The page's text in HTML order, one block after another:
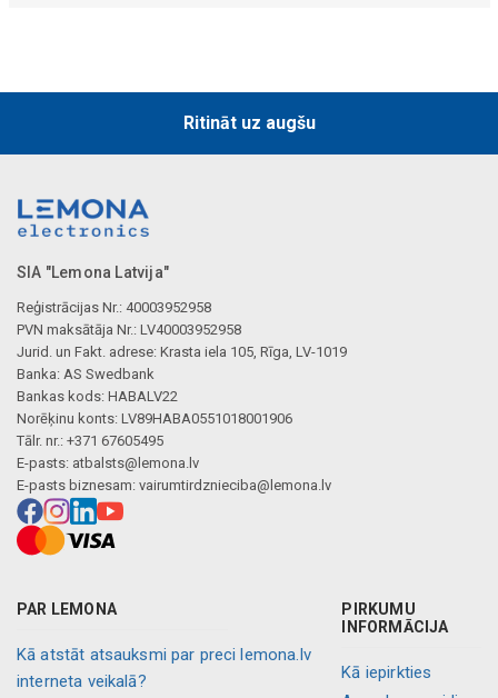
Ritināt uz augšu
SIA "Lemona Latvija"
Reģistrācijas Nr.: 40003952958
PVN maksātāja Nr.: LV40003952958
Jurid. un Fakt. adrese: Krasta iela 105, Rīga, LV-1019
Banka: AS Swedbank
Bankas kods: HABALV22
Norēķinu konts: LV89HABA0551018001906
Tālr. nr.: +371 67605495
E-pasts: atbalsts@lemona.lv
E-pasts biznesam: vairumtirdznieciba@lemona.lv
PAR LEMONA
Kā atstāt atsauksmi par preci lemona.lv
interneta veikalā?
PIRKUMU
INFORMĀCIJA
Kā iepirkties